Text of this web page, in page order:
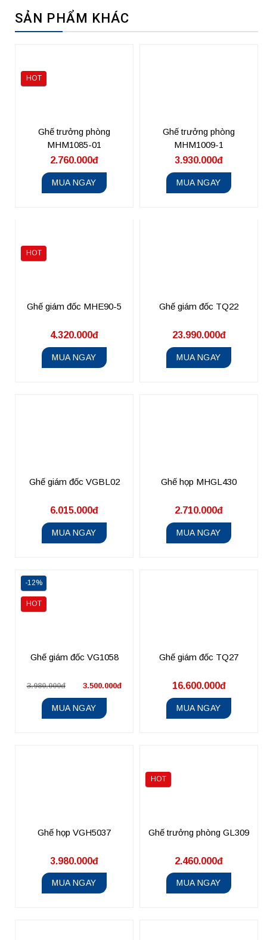
SẢN PHẨM KHÁC
HOT
Ghế trưởng phòng
MHM1085-01
2.760.000đ
MUA NGAY
Ghế trưởng phòng
MHM1009-1
3.930.000đ
MUA NGAY
HOT
Ghế giám đốc MHE90-5
4.320.000đ
MUA NGAY
Ghế giám đốc TQ22
23.990.000đ
MUA NGAY
Ghế giám đốc VGBL02
6.015.000đ
MUA NGAY
Ghế họp MHGL430
2.710.000đ
MUA NGAY
-12%
HOT
Ghế giám đốc VG1058
3.980.000đ 3.500.000đ
MUA NGAY
Ghế giám đốc TQ27
16.600.000đ
MUA NGAY
Ghế họp VGH5037
3.980.000đ
MUA NGAY
HOT
Ghế trưởng phòng GL309
2.460.000đ
MUA NGAY